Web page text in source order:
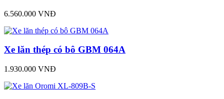
6.560.000 VNĐ
Xe lăn thép có bô GBM 064A
1.930.000 VNĐ